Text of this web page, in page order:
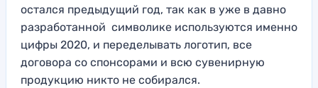
остался предыдущий год, так как в уже в давно
разработанной символике используются именно
цифры 2020, и переделывать логотип, все
договора со спонсорами и всю сувенирную
продукцию никто не собирался.